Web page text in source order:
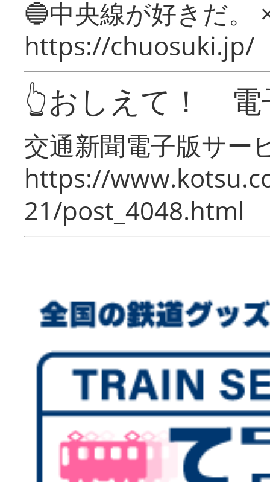
🔵中央線が好きだ。
https://chuosuki.jp/
👆おしえて！ 電
交通新聞電子版サー
https://
21/post_4048.html